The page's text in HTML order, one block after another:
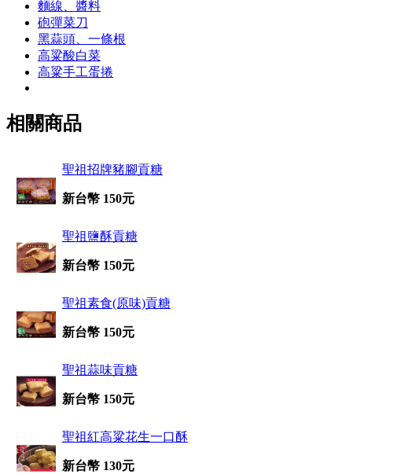
麵線、醬料
砲彈菜刀
黑蒜頭、一條根
高粱酸白菜
高粱手工蛋捲
相關商品
聖祖招牌豬腳貢糖
新台幣 150元
聖祖鹽酥貢糖
新台幣 150元
聖祖素食(原味)貢糖
新台幣 150元
聖祖蒜味貢糖
新台幣 150元
聖祖紅高粱花生一口酥
新台幣 130元